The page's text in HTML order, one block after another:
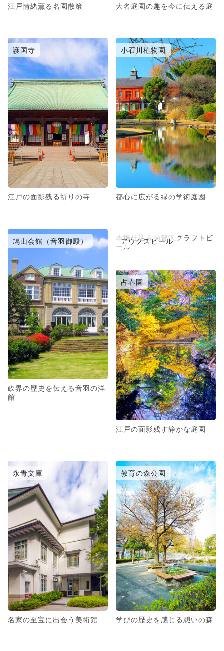
江戸情緒薫る名園散策 大名庭園の趣を今に伝える庭
護国寺
江戸の面影残る祈りの寺
小石川植物園
都心に広がる緑の学術庭園
鳩山会館（音羽御殿）
政界の歴史を伝える音羽の洋
館
アウグスビール
本場仕込みの贅沢クラフトビ
ール
占春園
江戸の面影残す静かな庭園
永青文庫
名家の至宝に出会う美術館
教育の森公園
学びの歴史を感じる憩いの森